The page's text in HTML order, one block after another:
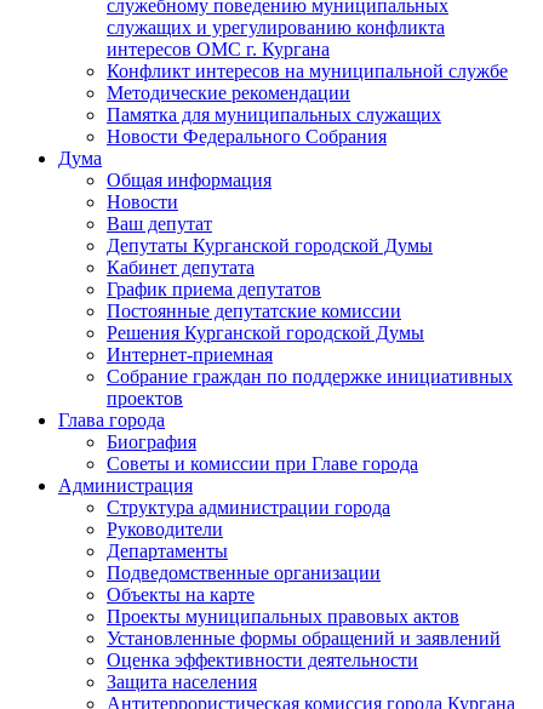
служебному поведению муниципальных
служащих и урегулированию конфликта
интересов ОМС г. Кургана
Конфликт интересов на муниципальной службе
Методические рекомендации
Памятка для муниципальных служащих
Новости Федерального Cобрания
Дума
Общая информация
Новости
Ваш депутат
Депутаты Курганской городской Думы
Кабинет депутата
График приема депутатов
Постоянные депутатские комиссии
Решения Курганской городской Думы
Интернет-приемная
Собрание граждан по поддержке инициативных
проектов
Глава города
Биография
Советы и комиссии при Главе города
Администрация
Структура администрации города
Руководители
Департаменты
Подведомственные организации
Объекты на карте
Проекты муниципальных правовых актов
Установленные формы обращений и заявлений
Оценка эффективности деятельности
Защита населения
Антитеррористическая комиссия города Кургана